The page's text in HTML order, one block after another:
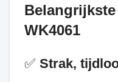
WK4061
✅ Strak,